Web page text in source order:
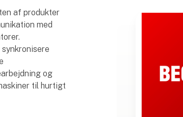
af produkter
med
og
til hurtigt